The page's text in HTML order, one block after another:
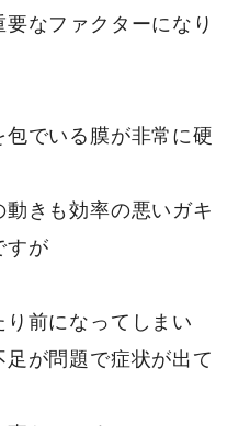
なファクターになり
でいる膜が非常に硬
きも効率の悪いガキ
すが
前になってしまい
が問題で症状が出て